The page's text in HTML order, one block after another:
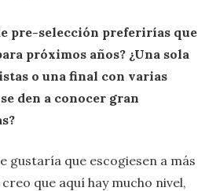
pre-selección preferirías que
próximos años? ¿Una sola
o una final con varias
den a conocer gran
gustaría que escogiesen a más
que aquí hay mucho nivel,